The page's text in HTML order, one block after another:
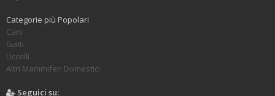
Categorie più Popolari
Cani
Gatti
Uccelli
Altri Mammiferi Domestici
Seguici su: